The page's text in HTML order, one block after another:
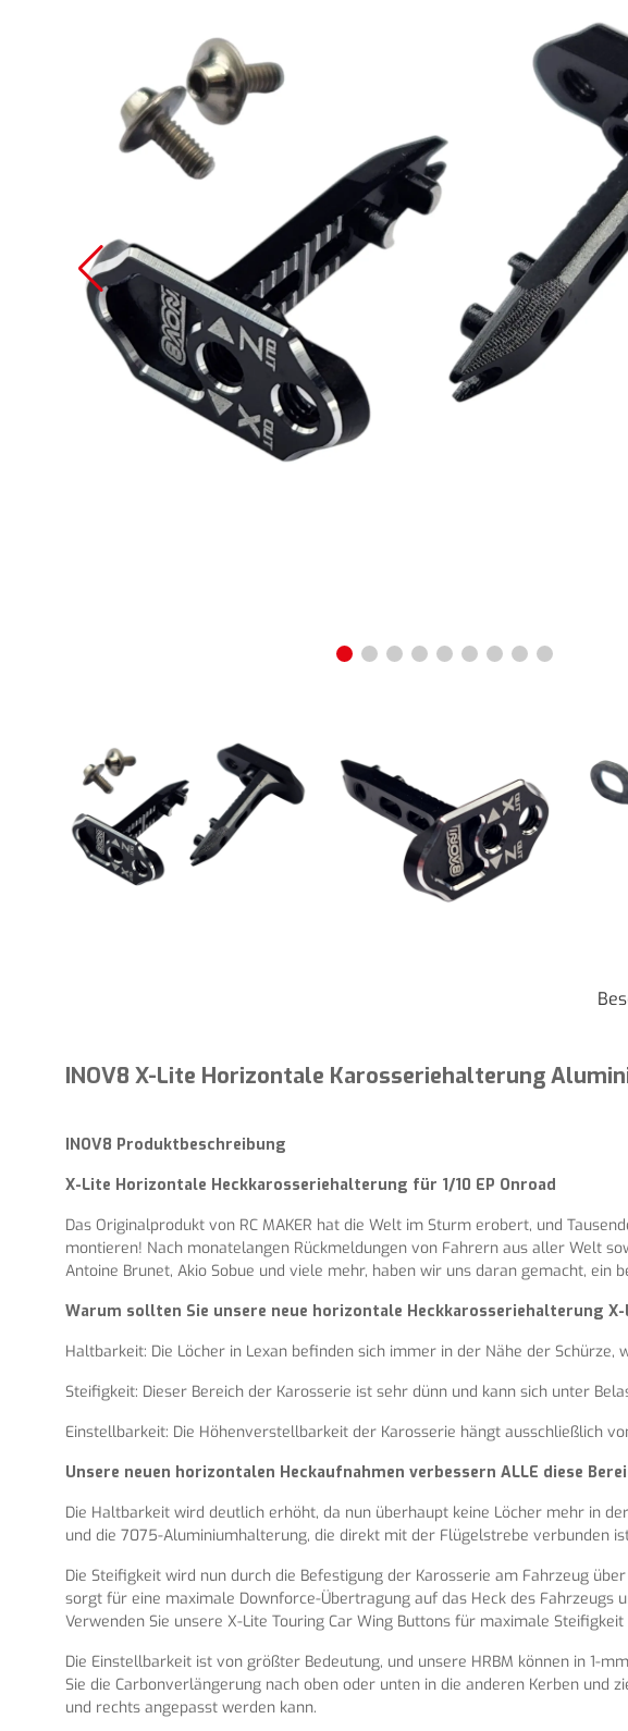
INOV8 X-Lite Horizontale Karosseriehalterung
INOV8 Produktbeschreibung
X-Lite Horizontale Heckkarosseriehalterung für 1/10 EP Onroad
Das Originalprodukt von RC MAKER hat die Welt im Sturm erobert, und
montieren! Nach monatelangen Rückmeldungen von Fahrern aus aller Welt
Antoine Brunet, Akio Sobue und viele mehr, haben wir uns daran gemacht,
Warum sollten Sie unsere neue horizontale Heckkarosseriehalterung
Haltbarkeit: Die Löcher in Lexan befinden sich immer in der Nähe der
Steifigkeit: Dieser Bereich der Karosserie ist sehr dünn und kann sich unter
Einstellbarkeit: Die Höhenverstellbarkeit der Karosserie hängt ausschließlich
Unsere neuen horizontalen Heckaufnahmen verbessern ALLE diese
Die Haltbarkeit wird deutlich erhöht, da nun überhaupt keine Löcher mehr in
und die 7075-Aluminiumhalterung, die direkt mit der Flügelstrebe verbunden
Die Steifigkeit wird nun durch die Befestigung der Karosserie am Fahrzeug
sorgt für eine maximale Downforce-Übertragung auf das Heck des
Verwenden Sie unsere X-Lite Touring Car Wing Buttons für maximale
Die Einstellbarkeit ist von größter Bedeutung, und unsere HRBM können in 1-
Sie die Carbonverlängerung nach oben oder unten in die anderen Kerben und
und rechts angepasst werden kann.